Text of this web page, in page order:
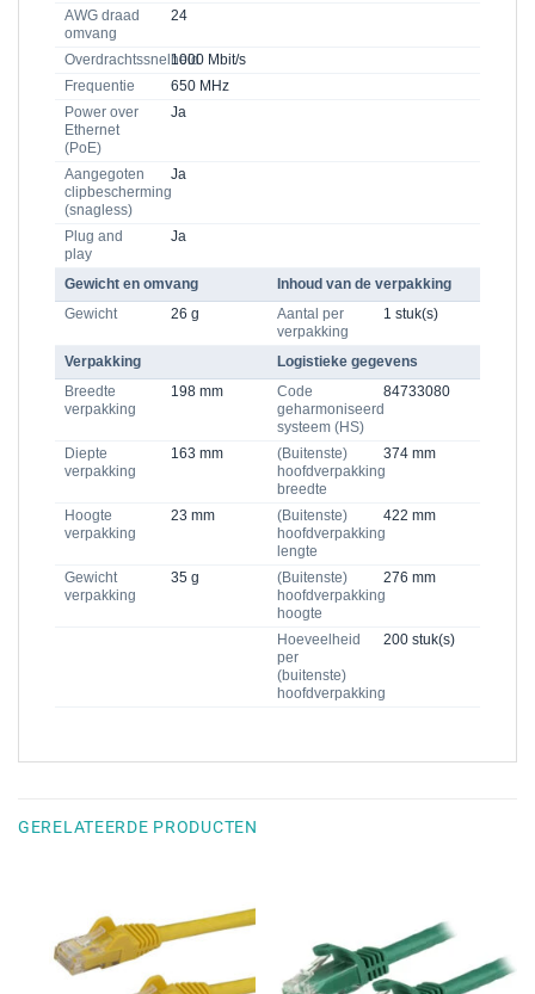
AWG draad
omvang
24
Overdrachtssnelheid1000 Mbit/s
Frequentie
650 MHz
Power over
Ethernet
(PoE)
Ja
Aangegoten
clipbescherming
(snagless)
Ja
Plug and
play
Ja
Gewicht en omvang
Inhoud van de verpakking
Gewicht
26 g
Aantal per
verpakking
1 stuk(s)
Verpakking
Logistieke gegevens
Breedte
verpakking
198 mm
Code
geharmoniseerd
systeem (HS)
84733080
Diepte
verpakking
163 mm
(Buitenste)
hoofdverpakking
breedte
374 mm
Hoogte
verpakking
23 mm
(Buitenste)
hoofdverpakking
lengte
422 mm
Gewicht
verpakking
35 g
(Buitenste)
hoofdverpakking
hoogte
276 mm
Hoeveelheid
per
(buitenste)
hoofdverpakking
200 stuk(s)
GERELATEERDE PRODUCTEN